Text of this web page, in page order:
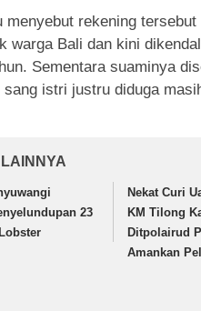
menyebut rekening
warga Bali dan kini
Sementara suaminya
sang istri justru diduga
23
Nekat Curi
KM Tilong
Ditpolairud
Amankan